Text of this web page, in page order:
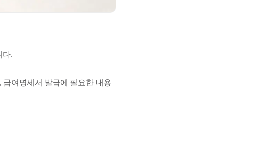
다.
여명세서 발급에 필요한 내용